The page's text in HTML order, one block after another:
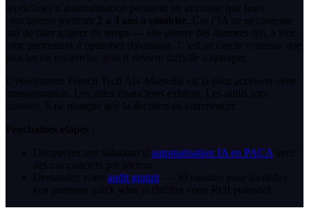
workflows d’automatisation prennent un avantage que leurs
concurrents mettront 2 a 3 ans a combler
. Car l’IA ne se contente
pas de faire gagner du temps — elle genere des donnees qui, a leur
tour, permettent d’optimiser davantage. C’est un cercle vertueux que
plus tot on enclenche, plus il devient difficile a rattraper.
L’ecosysteme French Tech Aix-Marseille est la pour accelerer cette
transformation. Les aides financieres existent. Les outils sont
matures. Il ne manque que la decision de commencer.
Prochaines etapes
Decouvrez nos solutions d’automatisation IA en PACA avec
des cas concrets par secteur
Demandez votre audit gratuit — 30 minutes pour identifier
vos premiers quick wins et chiffrer votre ROI potentiel